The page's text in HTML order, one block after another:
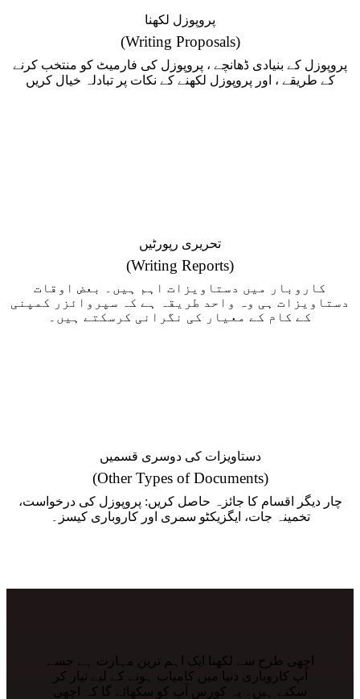
پروپوزل لکھنا
(Writing Proposals)
پروپوزل کے بنیادی ڈھانچے ، پروپوزل کی فارمیٹ کو منتخب کرنے
کے طریقے ، اور پروپوزل لکھنے کے نکات پر تبادلہ خیال کریں
تحریری رپورٹیں
(Writing Reports)
کاروبار میں دستاویزات اہم ہیں۔ بعض اوقات
دستاویزات ہی وہ واحد طریقہ ہے کہ سپروائزر کمپنی
کے کام کے معیار کی نگرانی کرسکتے ہیں۔
دستاویزات کی دوسری قسمیں
(Other Types of Documents)
چار دیگر اقسام کا جائزہ حاصل کریں: پروپوزل کی درخواست،
تخمینہ جات، ایگزیکٹو سمری اور کاروباری کیسز۔
اچھی طرح سے لکھنا ایک اہم ترین مہارت ہے جسے
آپ کاروباری دنیا میں کامیاب ہونے کے لیے تیار کر
سکتے ہیں۔ یہ کورس آپ کو سکھائے گا کہ اچھی